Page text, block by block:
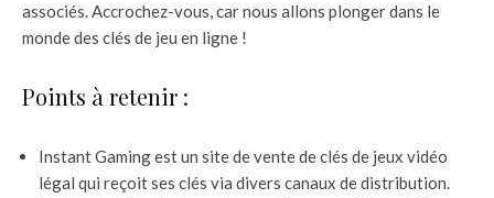
associés. Accrochez-vous, car nous allons plonger dans le
monde des clés de jeu en ligne !
Points à retenir :
Instant Gaming est un site de vente de clés de jeux vidéo
légal qui reçoit ses clés via divers canaux de distribution.